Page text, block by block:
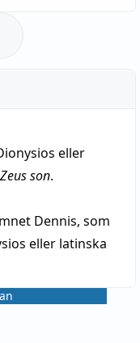
eller
Zeus son.
Dennis, som
eller latinska